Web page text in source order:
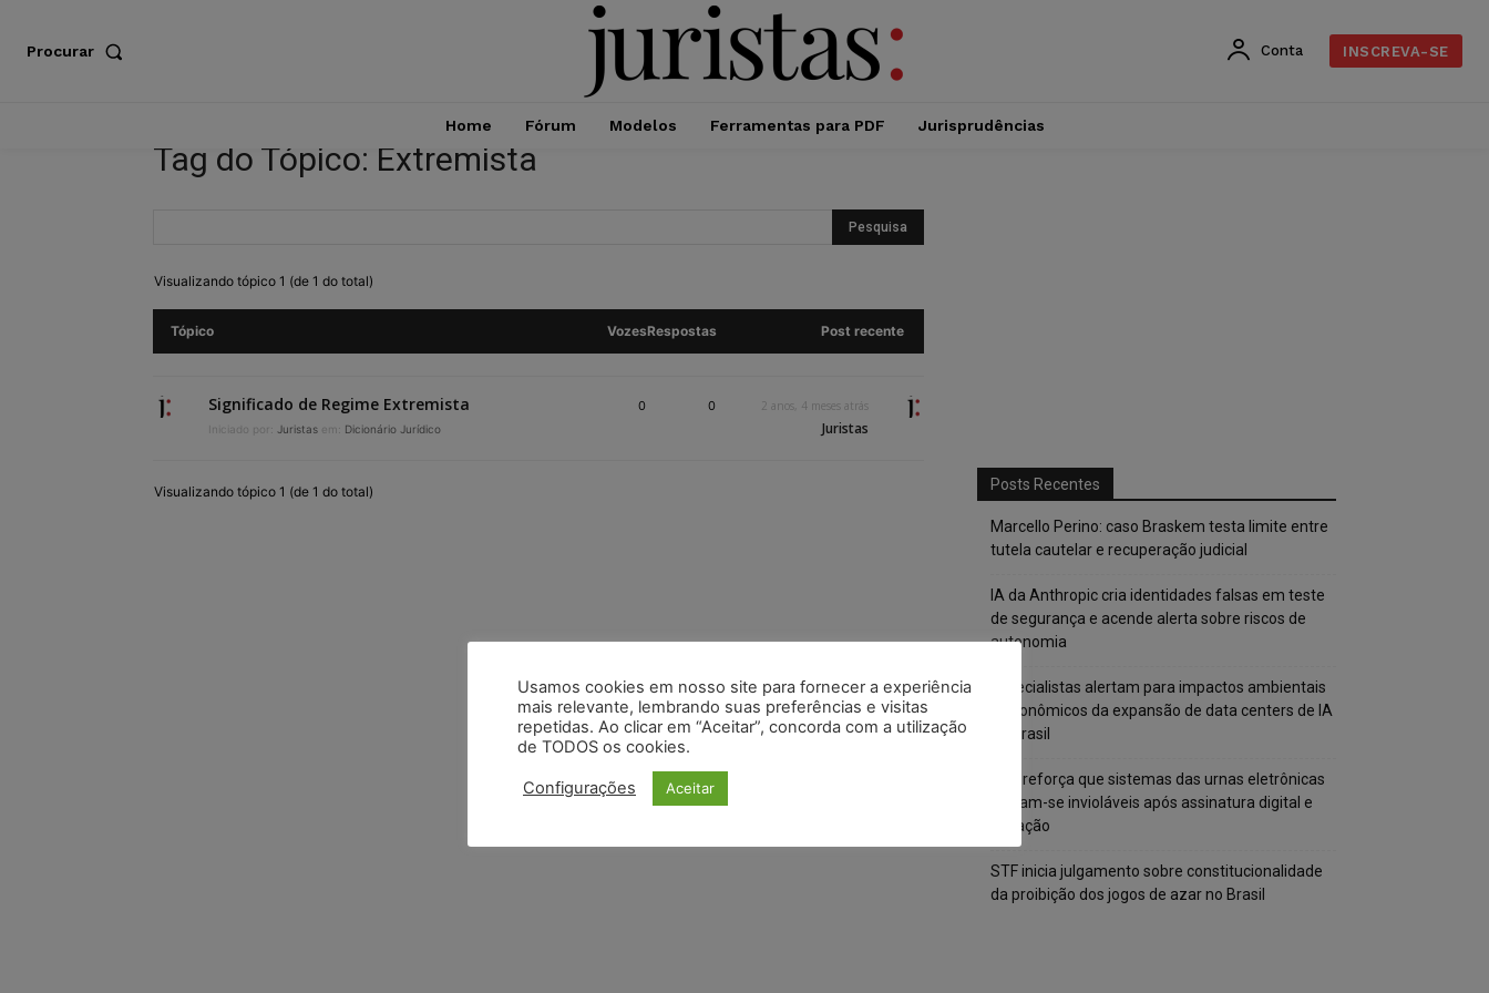
Procurar Conta INSCREVA-SE
Home Fórum Modelos Ferramentas para PDF Jurisprudências
Tag do Tópico: Extremista
Visualizando tópico 1 (de 1 do total)
Tópico VozesRespostas Post recente
Significado de Regime Extremista
Iniciado por: Juristas em: Dicionário Jurídico
0 0 2 anos, 4 meses atrás
Juristas
Visualizando tópico 1 (de 1 do total) Posts Recentes
Marcello Perino: caso Braskem testa limite entre
tutela cautelar e recuperação judicial
IA da Anthropic cria identidades falsas em teste
de segurança e acende alerta sobre riscos de
autonomia
Especialistas alertam para impactos ambientais
e econômicos da expansão de data centers de IA
no Brasil
TSE reforça que sistemas das urnas eletrônicas
tornam-se invioláveis após assinatura digital e
lacração
STF inicia julgamento sobre constitucionalidade
da proibição dos jogos de azar no Brasil
Usamos cookies em nosso site para fornecer a experiência
mais relevante, lembrando suas preferências e visitas
repetidas. Ao clicar em “Aceitar”, concorda com a utilização
de TODOS os cookies.
Configurações Aceitar